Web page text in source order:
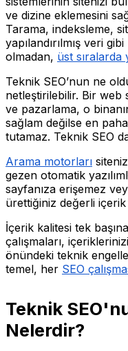
ve dizine eklemesini
Tarama, indeksleme,
yapılandırılmış veri
olmadan, üst sıralarda
Teknik SEO’nun ne
netleştirilebilir. Bir web
ve pazarlama, o
sağlam değilse en
tutamaz. Teknik SEO
Arama motorları
gezen otomatik
sayfanıza erişemez
ürettiğiniz değerli
İçerik kalitesi tek
çalışmaları,
önündeki teknik
temel, her SEO
Teknik
Nelerdir?